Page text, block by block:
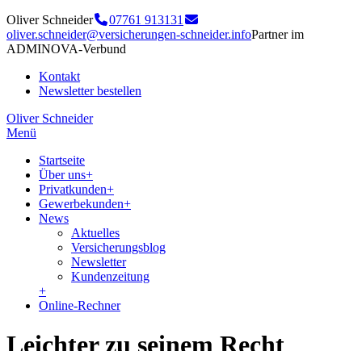
Oliver Schneider
07761 913131
oliver.schneider@versicherungen-schneider.infoPartner im
ADMINOVA-Verbund
Kontakt
Newsletter bestellen
Oliver Schneider
Menü
Startseite
Über uns+
Privatkunden+
Gewerbekunden+
News
Aktuelles
Versicherungsblog
Newsletter
Kundenzeitung
+
Online-Rechner
Leichter zu seinem Recht